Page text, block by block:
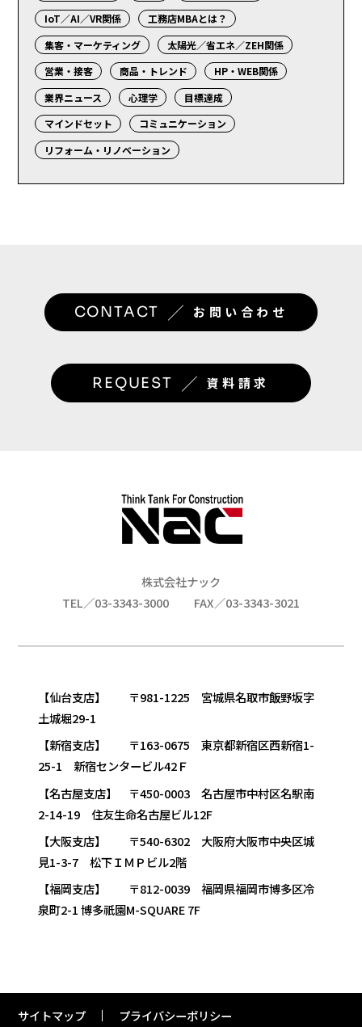
IoT／AI／VR関係
工務店MBAとは？
集客・マーケティング
太陽光／省エネ／ZEH関係
営業・接客
商品・トレンド
HP・WEB関係
業界ニュース
心理学
目標達成
マインドセット
コミュニケーション
リフォーム・リノベーション
CONTACT ／ お問い合わせ
REQUEST ／ 資料請求
株式会社ナック
TEL／03-3343-3000
FAX／03-3343-3021
【仙台支店】 〒981-1225 宮城県名取市飯野坂字
土城堀29-1
【新宿支店】 〒163-0675 東京都新宿区西新宿1-
25-1 新宿センタービル42Ｆ
【名古屋支店】 〒450-0003 名古屋市中村区名駅南
2-14-19 住友生命名古屋ビル12F
【大阪支店】 〒540-6302 大阪府大阪市中央区城
見1-3-7 松下ＩＭＰビル2階
【福岡支店】 〒812-0039 福岡県福岡市博多区冷
泉町2-1 博多祇園M-SQUARE 7F
サイトマップ プライバシーポリシー